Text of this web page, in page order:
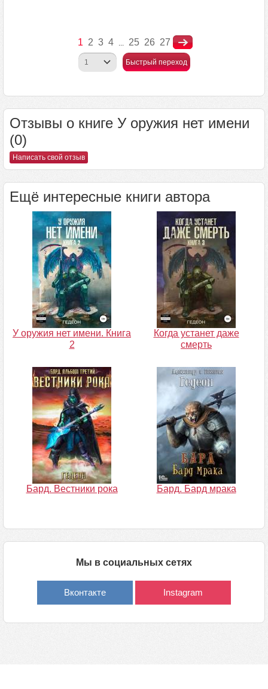
1 2 3 4 ... 25 26 27
Быстрый переход
Отзывы о книге У оружия нет имени
(0)
Написать свой отзыв
Ещё интересные книги автора
У оружия нет имени. Книга
2
Когда устанет даже
смерть
Бард. Вестники рока Бард. Бард мрака
Мы в социальных сетях
Вконтакте Instagram